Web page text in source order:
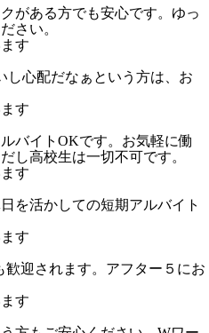
がある方でも安心です。ゆっ
さい。
す
し心配だなぁという方は、お
す
バイトOKです。お気軽に働
し高校生は一切不可です。
す
を活かしての短期アルバイト
す
迎されます。アフター５にお
す